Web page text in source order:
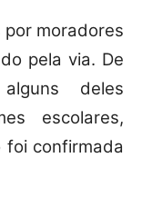
moradores
pela via. De
deles
escolares,
foi confirmada